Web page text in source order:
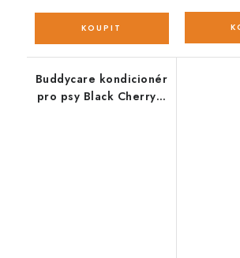
Buddycare kondicionér
pro psy Black Cherry s